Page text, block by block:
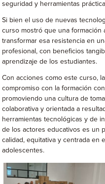
seguridad y herramientas
Si bien el uso de nuevas
curso mostró que una formación
transformar esa resistencia en
profesional, con beneficios
aprendizaje de los estudiantes.
Con acciones como este curso,
compromiso con la formación
promoviendo una cultura de
colaborativa y orientada a
herramientas tecnológicas y de
de los actores educativos es un
calidad, equitativa y centrada en
adolescentes.